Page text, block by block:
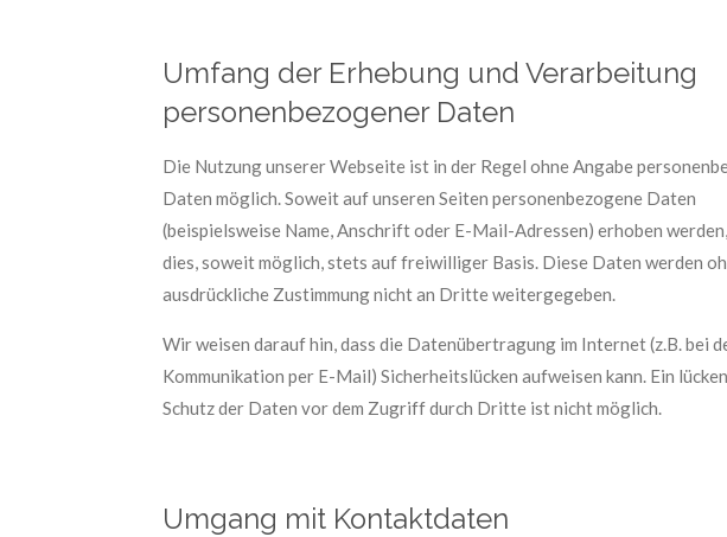
Umfang der Erhebung und Verarbeitung
personenbezogener Daten
Die Nutzung unserer Webseite ist in der Regel ohne Angabe
Daten möglich. Soweit auf unseren Seiten personenbezogene Daten
(beispielsweise Name, Anschrift oder E-Mail-Adressen) erhoben
dies, soweit möglich, stets auf freiwilliger Basis. Diese Daten werden
ausdrückliche Zustimmung nicht an Dritte weitergegeben.
Wir weisen darauf hin, dass die Datenübertragung im Internet (z.B. bei
Kommunikation per E-Mail) Sicherheitslücken aufweisen kann. Ein
Schutz der Daten vor dem Zugriff durch Dritte ist nicht möglich.
Umgang mit Kontaktdaten